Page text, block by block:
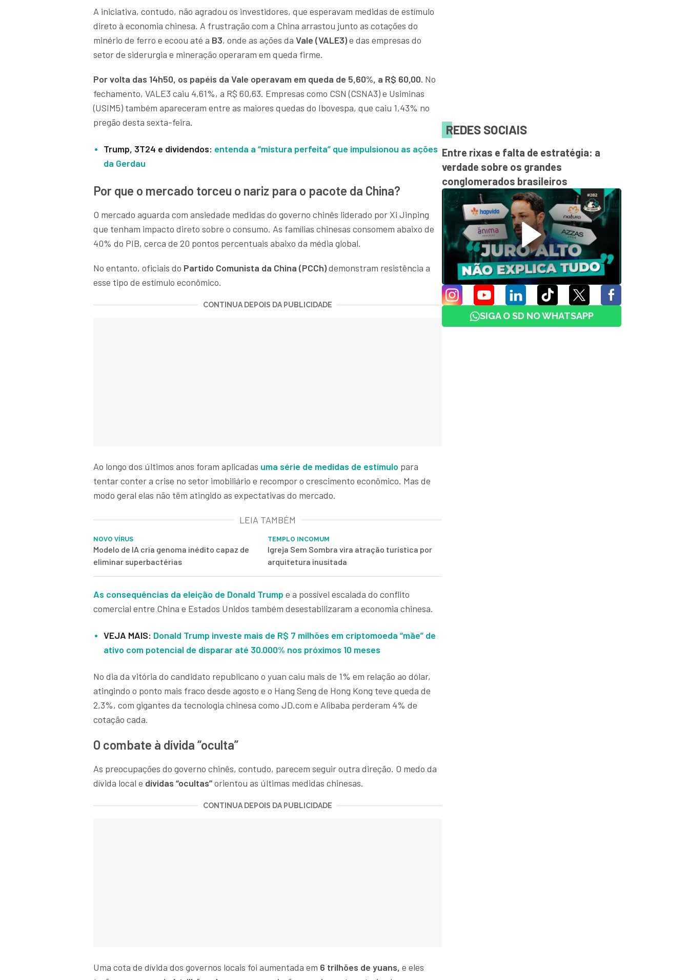
A iniciativa, contudo, não agradou os investidores, que esperavam medidas de estímulo
direto à economia chinesa. A frustração com a China arrastou junto as cotações do
minério de ferro e ecoou até a B3, onde as ações da Vale (VALE3)e das empresas do
setor de siderurgia e mineração operaram em queda firme.
Por volta das 14h50, os papéis da Vale operavam em queda de 5,60%, a R$ 60,00. No
fechamento, VALE3 caiu 4,61%, a R$ 60,63. Empresas como CSN (CSNA3) e Usiminas
(USIM5) também apareceram entre as maiores quedas do Ibovespa, que caiu 1,43% no
pregão desta sexta-feira.
Trump, 3T24 e dividendos: entenda a “mistura perfeita” que impulsionou as ações
da Gerdau
Por que o mercado torceu o nariz para o pacote da China?
O mercado aguarda com ansiedade medidas do governo chinês liderado por Xi Jinping
que tenham impacto direto sobre o consumo. As famílias chinesas consomem abaixo de
40% do PIB, cerca de 20 pontos percentuais abaixo da média global.
No entanto, oficiais do Partido Comunista da China (PCCh)demonstram resistência a
esse tipo de estímulo econômico.
CONTINUA DEPOIS DA PUBLICIDADE
Ao longo dos últimos anos foram aplicadas uma série de medidas de estímulo para
tentar conter a crise no setor imobiliário e recompor o crescimento econômico. Mas de
modo geral elas não têm atingido as expectativas do mercado.
LEIA TAMBÉM
NOVO VÍRUS
Modelo de IA cria genoma inédito capaz de
eliminar superbactérias
TEMPLO INCOMUM
Igreja Sem Sombra vira atração turística por
arquitetura inusitada
As consequências da eleição de Donald Trump e a possível escalada do conflito
comercial entre China e Estados Unidos também desestabilizaram a economia chinesa.
VEJA MAIS: Donald Trump investe mais de R$ 7 milhões em criptomoeda “mãe” de
ativo com potencial de disparar até 30.000% nos próximos 10 meses
No dia da vitória do candidato republicano o yuan caiu mais de 1% em relação ao dólar,
atingindo o ponto mais fraco desde agosto e o Hang Seng de Hong Kong teve queda de
2,3%, com gigantes da tecnologia chinesa como JD.com e Alibaba perderam 4% de
cotação cada.
O combate à dívida “oculta”
As preocupações do governo chinês, contudo, parecem seguir outra direção. O medo da
dívida local e dívidas “ocultas”orientou as últimas medidas chinesas.
CONTINUA DEPOIS DA PUBLICIDADE
Uma cota de dívida dos governos locais foi aumentada em 6 trilhões de yuans, e eles
REDES SOCIAIS
Entre rixas e falta de estratégia: a
verdade sobre os grandes
conglomerados brasileiros
SIGA O SD NO WHATSAPP